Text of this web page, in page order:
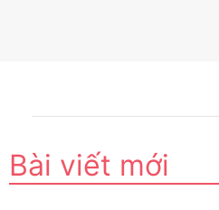
Bài viết mới